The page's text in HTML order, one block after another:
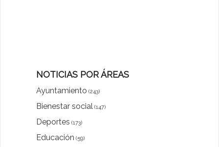
NOTICIAS POR ÁREAS
Ayuntamiento (243)
Bienestar social (147)
Deportes (173)
Educación (59)